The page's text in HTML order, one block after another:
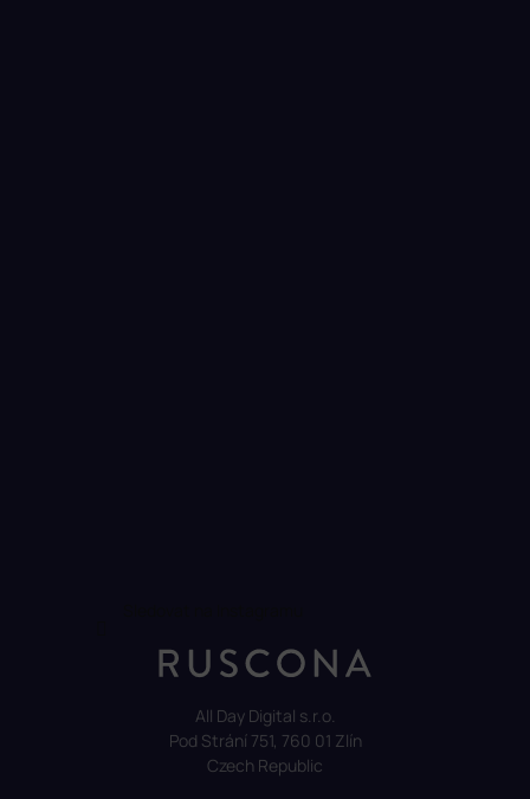
All Day Digital s.r.o.
Pod Strání 751, 760 01 Zlín
Czech Republic